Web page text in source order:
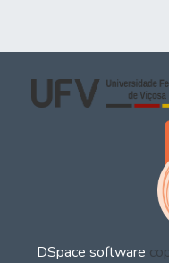
DSpace software